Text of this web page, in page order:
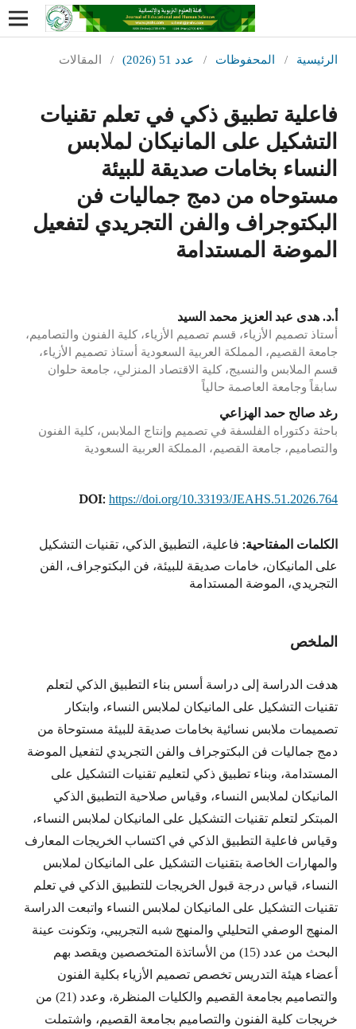
الرئيسية / المحفوظات / عدد 51 (2026) / المقالات
فاعلية تطبيق ذكي في تعلم تقنيات
التشكيل على المانيكان لملابس
النساء بخامات صديقة للبيئة
مستوحاه من دمج جماليات فن
البكتوجراف والفن التجريدي لتفعيل
الموضة المستدامة
أ.د. هدى عبد العزيز محمد السيد
أستاذ تصميم الأزياء، قسم تصميم الأزياء، كلية الفنون والتصاميم،
جامعة القصيم، المملكة العربية السعودية أستاذ تصميم الأزياء،
قسم الملابس والنسيج، كلية الاقتصاد المنزلي، جامعة حلوان
سابقاً وجامعة العاصمة حالياً
رغد صالح حمد الهزاعي
باحثة دكتوراه الفلسفة في تصميم وإنتاج الملابس، كلية الفنون
والتصاميم، جامعة القصيم، المملكة العربية السعودية
DOI:https://doi.org/10.33193/JEAHS.51.2026.764
الكلمات المفتاحية: فاعلية، التطبيق الذكي، تقنيات التشكيل
على المانيكان، خامات صديقة للبيئة، فن البكتوجراف، الفن
التجريدي، الموضة المستدامة
الملخص
هدفت الدراسة إلى دراسة أسس بناء التطبيق الذكي لتعلم
تقنيات التشكيل على المانيكان لملابس النساء، وابتكار
تصميمات ملابس نسائية بخامات صديقة للبيئة مستوحاة من
دمج جماليات فن البكتوجراف والفن التجريدي لتفعيل الموضة
المستدامة، وبناء تطبيق ذكي لتعليم تقنيات التشكيل على
المانيكان لملابس النساء، وقياس صلاحية التطبيق الذكي
المبتكر لتعلم تقنيات التشكيل على المانيكان لملابس النساء،
وقياس فاعلية التطبيق الذكي في اكتساب الخريجات المعارف
والمهارات الخاصة بتقنيات التشكيل على المانيكان لملابس
النساء، قياس درجة قبول الخريجات للتطبيق الذكي في تعلم
تقنيات التشكيل على المانيكان لملابس النساء واتبعت الدراسة
المنهج الوصفي التحليلي والمنهج شبه التجريبي، وتكونت عينة
البحث من عدد (15) من الأساتذة المتخصصين ويقصد بهم
أعضاء هيئة التدريس تخصص تصميم الأزياء بكلية الفنون
والتصاميم بجامعة القصيم والكليات المنظرة، وعدد (21) من
خريجات كلية الفنون والتصاميم بجامعة القصيم، واشتملت